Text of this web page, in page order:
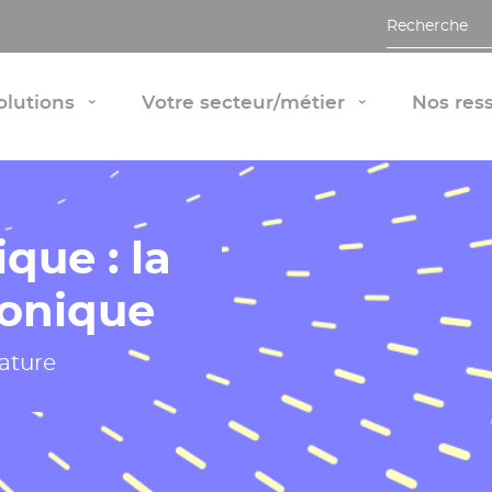
Recherche
› Afficher le panneau "Nos solutions"
Votre secteur/métier › Afficher le
Nos
: la